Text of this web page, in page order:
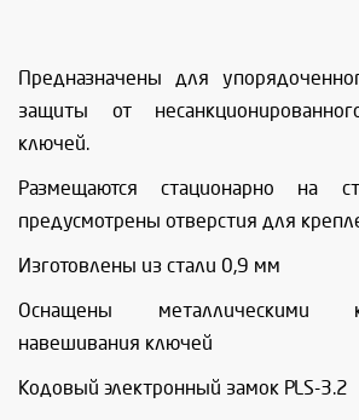
Предназначены для
защиты от
ключей.
Размещаются стационарно на
предусмотрены отверстия для
Изготовлены из стали 0,9 мм
Оснащены металлическими
навешивания ключей
Кодовый электронный замок PLS-3.2